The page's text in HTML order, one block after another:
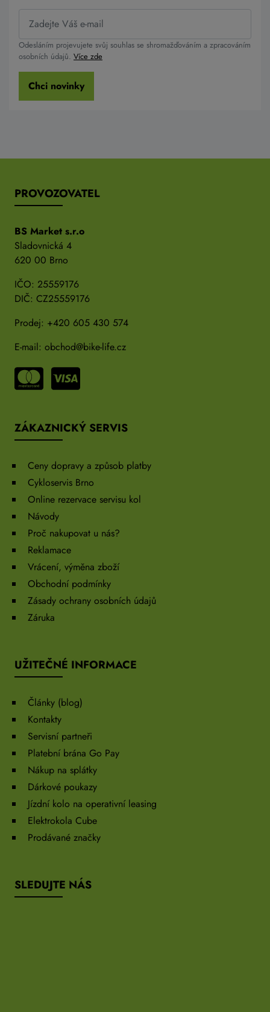
Odesláním projevujete svůj souhlas se shromažďováním a zpracováním
osobních údajů. Více zde
Chci novinky
PROVOZOVATEL
BS Market s.r.o
Sladovnická 4
620 00 Brno
IČO: 25559176
DIČ: CZ25559176
Prodej: +420 605 430 574
E-mail: obchod@bike-life.cz
ZÁKAZNICKÝ SERVIS
Ceny dopravy a způsob platby
Cykloservis Brno
Online rezervace servisu kol
Návody
Proč nakupovat u nás?
Reklamace
Vrácení, výměna zboží
Obchodní podmínky
Zásady ochrany osobních údajů
Záruka
UŽITEČNÉ INFORMACE
Články (blog)
Kontakty
Servisní partneři
Platební brána Go Pay
Nákup na splátky
Dárkové poukazy
Jízdní kolo na operativní leasing
Elektrokola Cube
Prodávané značky
SLEDUJTE NÁS